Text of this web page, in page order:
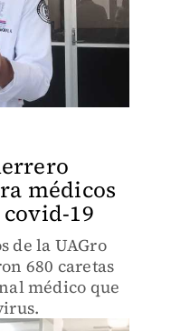
médicos
19
de la UAGro
680 caretas
médico que